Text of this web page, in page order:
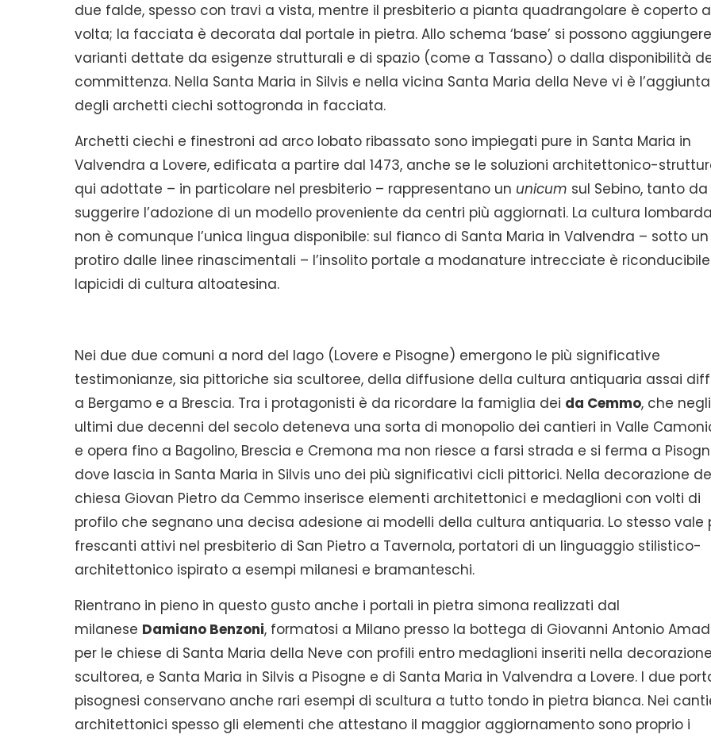
due falde, spesso con travi a vista, mentre il presbiterio a pianta quadrangolare è coperto a
volta; la facciata è decorata dal portale in pietra. Allo schema ‘base’ si possono aggiungere
varianti dettate da esigenze strutturali e di spazio (come a Tassano) o dalla disponibilità
committenza. Nella Santa Maria in Silvis e nella vicina Santa Maria della Neve vi è l’aggiunta
degli archetti ciechi sottogronda in facciata.
Archetti ciechi e finestroni ad arco lobato ribassato sono impiegati pure in Santa Maria in
Valvendra a Lovere, edificata a partire dal 1473, anche se le soluzioni architettonico-
qui adottate – in particolare nel presbiterio – rappresentano un unicum sul Sebino, tanto da
suggerire l’adozione di un modello proveniente da centri più aggiornati. La cultura lombarda
non è comunque l’unica lingua disponibile: sul fianco di Santa Maria in Valvendra – sotto un
protiro dalle linee rinascimentali – l’insolito portale a modanature intrecciate è
lapicidi di cultura altoatesina.
Nei due due comuni a nord del lago (Lovere e Pisogne) emergono le più significative
testimonianze, sia pittoriche sia scultoree, della diffusione della cultura antiquaria assai
a Bergamo e a Brescia. Tra i protagonisti è da ricordare la famiglia dei da Cemmo, che negli
ultimi due decenni del secolo deteneva una sorta di monopolio dei cantieri in Valle
e opera fino a Bagolino, Brescia e Cremona ma non riesce a farsi strada e si ferma a
dove lascia in Santa Maria in Silvis uno dei più significativi cicli pittorici. Nella decorazione
chiesa Giovan Pietro da Cemmo inserisce elementi architettonici e medaglioni con volti di
profilo che segnano una decisa adesione ai modelli della cultura antiquaria. Lo stesso vale
frescanti attivi nel presbiterio di San Pietro a Tavernola, portatori di un linguaggio stilistico-
architettonico ispirato a esempi milanesi e bramanteschi.
Rientrano in pieno in questo gusto anche i portali in pietra simona realizzati dal
milanese Damiano Benzoni, formatosi a Milano presso la bottega di Giovanni Antonio
per le chiese di Santa Maria della Neve con profili entro medaglioni inseriti nella decorazione
scultorea, e Santa Maria in Silvis a Pisogne e di Santa Maria in Valvendra a Lovere. I due
pisognesi conservano anche rari esempi di scultura a tutto tondo in pietra bianca. Nei
architettonici spesso gli elementi che attestano il maggior aggiornamento sono proprio i